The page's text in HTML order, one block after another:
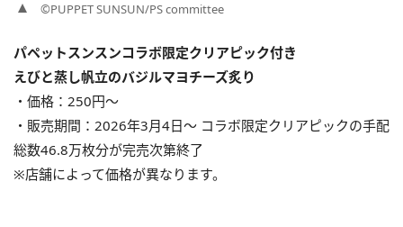
©PUPPET SUNSUN/PS committee
パペットスンスンコラボ限定クリアピック付き
えびと蒸し帆立のバジルマヨチーズ炙り
・価格：250円〜
・販売期間：2026年3月4日〜 コラボ限定クリアピックの手配
総数46.8万枚分が完売次第終了
※店舗によって価格が異なります。